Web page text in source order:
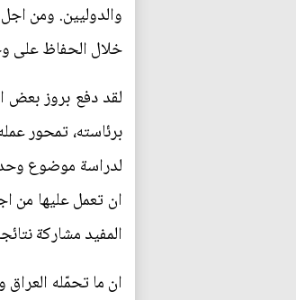
والدوليين. ومن
خلال الحفاظ على
لقد دفع بروز بعض
برئاسته، تمحور
لدراسة موضوع وحدة
ان تعمل عليها من
المفيد مشاركة
ان ما تحمّله العراق